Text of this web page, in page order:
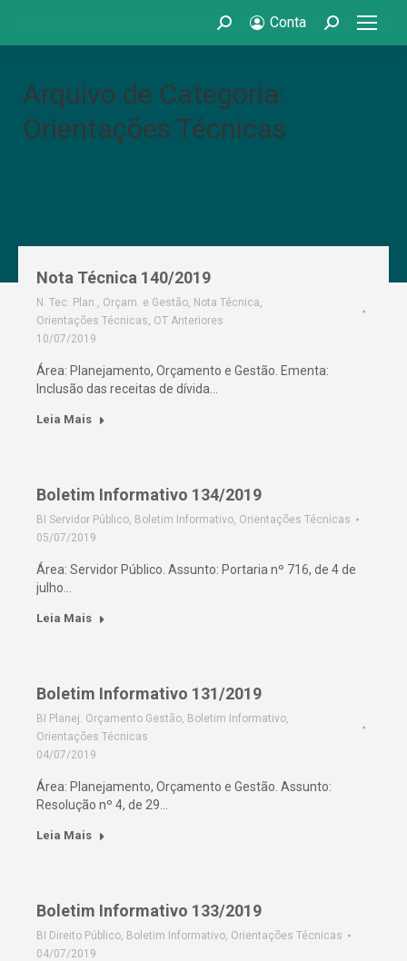
Search: Conta Search:
Arquivo de Categoria:
Orientações Técnicas
Nota Técnica 140/2019
N. Tec. Plan., Orçam. e Gestão, Nota Técnica,
Orientações Técnicas, OT Anteriores
10/07/2019
Área: Planejamento, Orçamento e Gestão. Ementa:
Inclusão das receitas de dívida…
Leia Mais
Boletim Informativo 134/2019
BI Servidor Público, Boletim Informativo, Orientações Técnicas
05/07/2019
Área: Servidor Público. Assunto: Portaria nº 716, de 4 de
julho…
Leia Mais
Boletim Informativo 131/2019
BI Planej. Orçamento Gestão, Boletim Informativo,
Orientações Técnicas
04/07/2019
Área: Planejamento, Orçamento e Gestão. Assunto:
Resolução nº 4, de 29…
Leia Mais
Boletim Informativo 133/2019
BI Direito Público, Boletim Informativo, Orientações Técnicas
04/07/2019